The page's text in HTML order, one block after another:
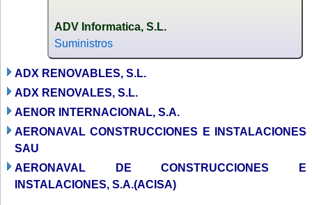
ADV Informatica, S.L.
Suministros
ADX RENOVABLES, S.L.
ADX RENOVALES, S.L.
AENOR INTERNACIONAL, S.A.
AERONAVAL CONSTRUCCIONES E INSTALACIONES
SAU
AERONAVAL DE CONSTRUCCIONES E
INSTALACIONES, S.A.(ACISA)